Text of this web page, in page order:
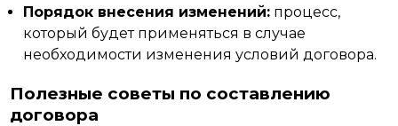
Порядок внесения изменений: процесс,
который будет применяться в случае
необходимости изменения условий договора.
Полезные советы по составлению
договора